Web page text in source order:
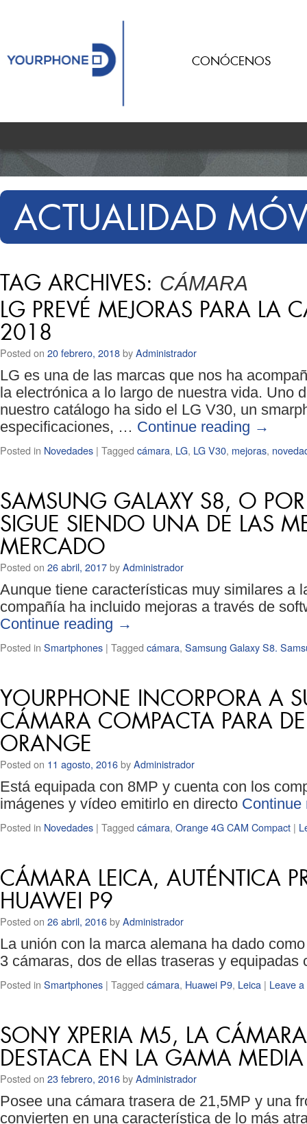
CONÓCENOS
ACTUALIDAD
TAG ARCHIVES: CÁMARA
LG PREVÉ MEJORAS PARA LA
2018
Posted on 20 febrero, 2018byAdministrador
LG es una de las marcas que nos ha
la electrónica a lo largo de nuestra vida. Uno
nuestro catálogo ha sido el LG V30, un
especificaciones, … Continue reading →
Posted in Novedades | Tagged cámara, LG, LG V30, mejoras,
SAMSUNG GALAXY S8, O
SIGUE SIENDO UNA DE LAS
MERCADO
Posted on 26 abril, 2017byAdministrador
Aunque tiene características muy similares a
compañía ha incluido mejoras a través de
Continue reading →
Posted in Smartphones | Tagged cámara, Samsung Galaxy S8.
YOURPHONE INCORPORA A
CÁMARA COMPACTA PARA
ORANGE
Posted on 11 agosto, 2016byAdministrador
Está equipada con 8MP y cuenta con los
imágenes y vídeo emitirlo en directo
Posted in Novedades | Tagged cámara, Orange 4G CAM Compact |
CÁMARA LEICA, AUTÉNTICA
HUAWEI P9
Posted on 26 abril, 2016byAdministrador
La unión con la marca alemana ha dado
3 cámaras, dos de ellas traseras y equipadas
Posted in Smartphones | Tagged cámara, Huawei P9, Leica | Leave
SONY XPERIA M5, LA
DESTACA EN LA GAMA MEDIA
Posted on 23 febrero, 2016byAdministrador
Posee una cámara trasera de 21,5MP y una
convierten en una característica de lo más